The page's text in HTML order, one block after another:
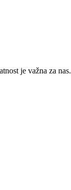
je važna za nas.